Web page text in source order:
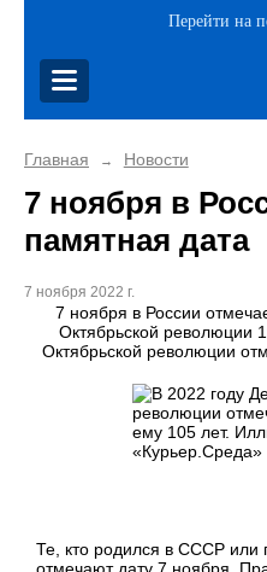
Перейти на
Главная → Новости
7 ноября в
памятная дата
7 ноября 2022 г.
7 ноября в России
Октябрьской революции
Октябрьской революции
Те, кто родился в СССР или